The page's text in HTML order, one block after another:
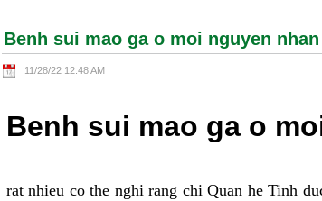
Benh sui mao ga o moi nguyen
11/28/22 12:48 AM
Benh sui mao ga o
rat nhieu co the nghi rang chi Quan he Tinh